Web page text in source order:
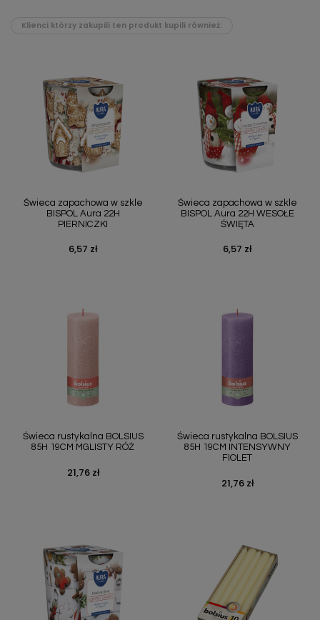
Klienci którzy zakupili ten produkt kupili również:
Świeca zapachowa w szkle
BISPOL Aura 22H
PIERNICZKI
Cena
6,57 zł
Świeca zapachowa w szkle
BISPOL Aura 22H WESOŁE
ŚWIĘTA
Cena
6,57 zł
Świeca rustykalna BOLSIUS
85H 19CM MGLISTY RÓŻ
Cena
21,76 zł
Świeca rustykalna BOLSIUS
85H 19CM INTENSYWNY
FIOLET
Cena
21,76 zł